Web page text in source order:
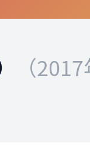
（2017